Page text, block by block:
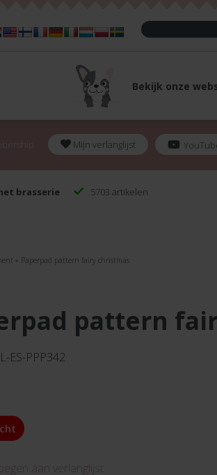
Bekijk onze
Mijn verlanglijst
brasserie 5703 artikelen
» Paperpad pattern fairy christmas
pattern
ES-PPP342
aan verlanglijst